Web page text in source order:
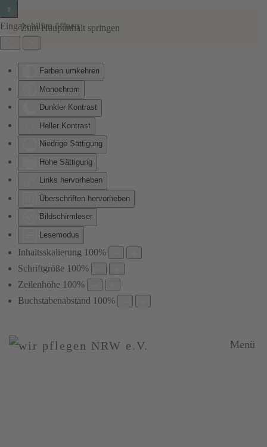
Eingabehilfen öffnen
Farben umkehren
Monochrom
Dunkler Kontrast
Heller Kontrast
Niedrige Sättigung
Hohe Sättigung
Links hervorheben
Überschriften hervorheben
Bildschirmleser
Lesemodus
Inhaltsskalierung 100%
Schriftgröße 100%
Zeilenhöhe 100%
Buchstabenabstand 100%
Zum Hauptinhalt springen
Menü